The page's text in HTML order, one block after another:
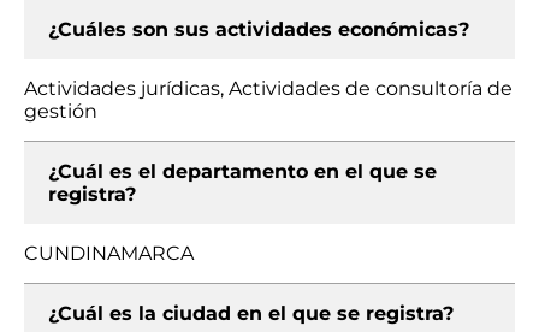
¿Cuáles son sus actividades económicas?
Actividades jurídicas, Actividades de consultoría de
gestión
¿Cuál es el departamento en el que se
registra?
CUNDINAMARCA
¿Cuál es la ciudad en el que se registra?